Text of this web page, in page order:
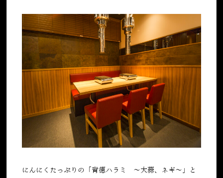
にんにくたっぷりの「背徳ハラミ ～大蒜、ネギ～」と